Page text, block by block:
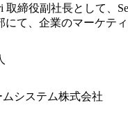
取締役副社長として、
て、企業のマーケテ
ムシステム株式会社